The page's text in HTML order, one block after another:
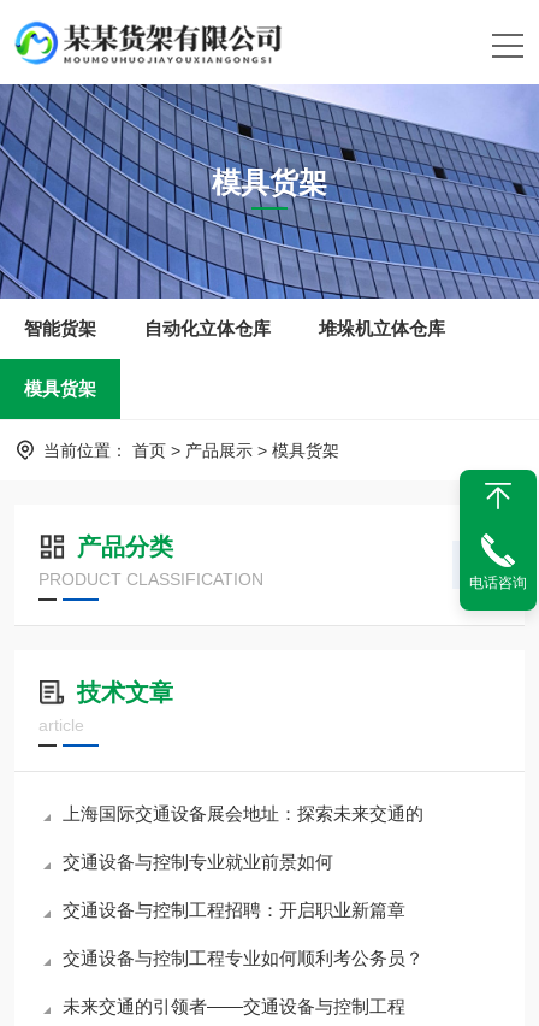
模具货架
智能货架 自动化立体仓库 堆垛机立体仓库
模具货架
当前位置： 首页 > 产品展示 > 模具货架
产品分类
PRODUCT CLASSIFICATION
技术文章
article
上海国际交通设备展会地址：探索未来交通的
交通设备与控制专业就业前景如何
交通设备与控制工程招聘：开启职业新篇章
交通设备与控制工程专业如何顺利考公务员？
未来交通的引领者——交通设备与控制工程
电话咨询